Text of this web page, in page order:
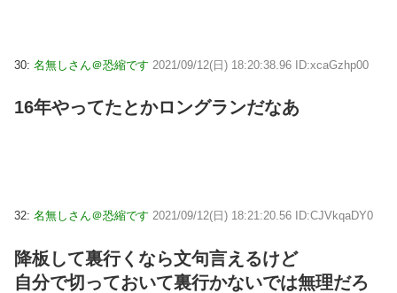
30: 名無しさん＠恐縮です 2021/09/12(日) 18:20:38.96 ID:xcaGzhp00
16年やってたとかロングランだなあ
32: 名無しさん＠恐縮です 2021/09/12(日) 18:21:20.56 ID:CJVkqaDY0
降板して裏行くなら文句言えるけど
自分で切っておいて裏行かないでは無理だろ